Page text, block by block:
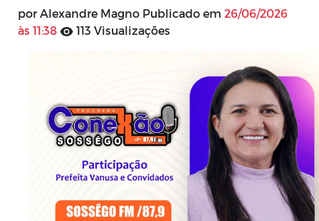
por Alexandre Magno Publicado em 26/06/2026
às 11:38
113 Visualizações